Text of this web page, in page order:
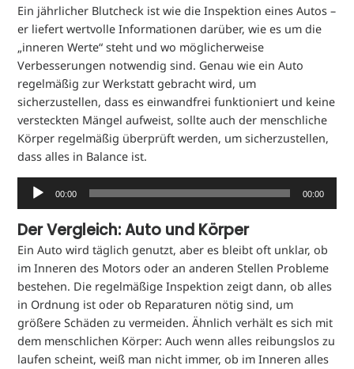
Ein jährlicher Blutcheck ist wie die Inspektion eines Autos –
er liefert wertvolle Informationen darüber, wie es um die
„inneren Werte“ steht und wo möglicherweise
Verbesserungen notwendig sind. Genau wie ein Auto
regelmäßig zur Werkstatt gebracht wird, um
sicherzustellen, dass es einwandfrei funktioniert und keine
versteckten Mängel aufweist, sollte auch der menschliche
Körper regelmäßig überprüft werden, um sicherzustellen,
dass alles in Balance ist.
Audio-
Player
00:00 00:00
Der Vergleich: Auto und Körper
Ein Auto wird täglich genutzt, aber es bleibt oft unklar, ob
im Inneren des Motors oder an anderen Stellen Probleme
bestehen. Die regelmäßige Inspektion zeigt dann, ob alles
in Ordnung ist oder ob Reparaturen nötig sind, um
größere Schäden zu vermeiden. Ähnlich verhält es sich mit
dem menschlichen Körper: Auch wenn alles reibungslos zu
laufen scheint, weiß man nicht immer, ob im Inneren alles